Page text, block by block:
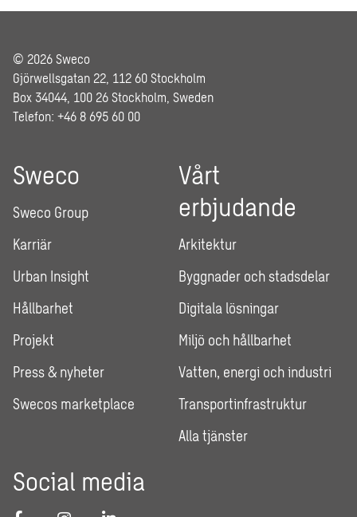
© 2026 Sweco
Gjörwellsgatan 22, 112 60 Stockholm
Box 34044, 100 26 Stockholm, Sweden
Telefon: +46 8 695 60 00
Sweco
Sweco Group
Karriär
Urban Insight
Hållbarhet
Projekt
Press & nyheter
Swecos marketplace
Vårt
erbjudande
Arkitektur
Byggnader och stadsdelar
Digitala lösningar
Miljö och hållbarhet
Vatten, energi och industri
Transportinfrastruktur
Alla tjänster
Social media